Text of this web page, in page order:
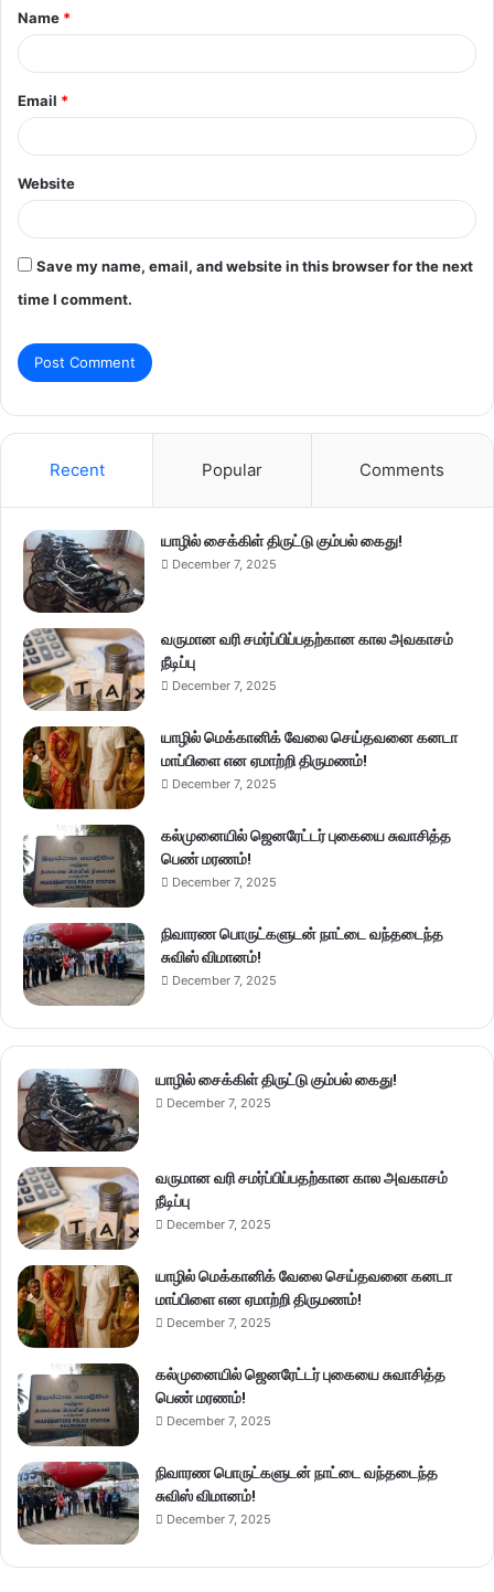
*
Name *
Email *
Website
Save my name, email, and website in this browser for the next
time I comment.
Recent Popular Comments
யாழில் சைக்கிள் திருட்டு கும்பல் கைது!
December 7, 2025
வருமான வரி சமர்ப்பிப்பதற்கான கால அவகாசம்
நீடிப்பு
December 7, 2025
யாழில் மெக்கானிக் வேலை செய்தவனை கனடா
மாப்பிளை என ஏமாற்றி திருமணம்!
December 7, 2025
கல்முனையில் ஜெனரேட்டர் புகையை சுவாசித்த
பெண் மரணம்!
December 7, 2025
நிவாரண பொருட்களுடன் நாட்டை வந்தடைந்த
சுவிஸ் விமானம்!
December 7, 2025
யாழில் சைக்கிள் திருட்டு கும்பல் கைது!
December 7, 2025
வருமான வரி சமர்ப்பிப்பதற்கான கால அவகாசம்
நீடிப்பு
December 7, 2025
யாழில் மெக்கானிக் வேலை செய்தவனை கனடா
மாப்பிளை என ஏமாற்றி திருமணம்!
December 7, 2025
கல்முனையில் ஜெனரேட்டர் புகையை சுவாசித்த
பெண் மரணம்!
December 7, 2025
நிவாரண பொருட்களுடன் நாட்டை வந்தடைந்த
சுவிஸ் விமானம்!
December 7, 2025